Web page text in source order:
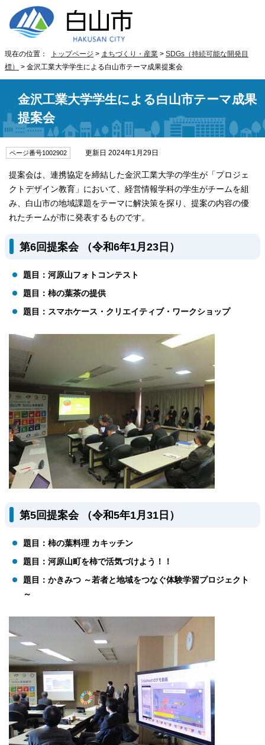
現在の位置： トップページ > まちづくり・産業 > SDGs（持続可能な開発目
標）
> 金沢工業大学学生による白山市テーマ成果提案会
金沢工業大学学生による白山市テーマ成果
提案会
ページ番号1002902 更新日 2024年1月29日
提案会は、連携協定を締結した金沢工業大学の学生が「プロジェ
クトデザイン教育」において、経営情報学科の学生がチームを組
み、白山市の地域課題をテーマに解決策を探り、提案の内容の優
れたチームが市に発表するものです。
第6回提案会 （令和6年1月23日）
題目：河原山フォトコンテスト
題目：柿の葉茶の提供
題目：スマホケース・クリエイティブ・ワークショップ
第5回提案会 （令和5年1月31日）
題目：柿の葉料理 カキッチン
題目：河原山町を柿で活気づけよう！！
題目：かきみつ ～若者と地域をつなぐ体験学習プロジェクト
～